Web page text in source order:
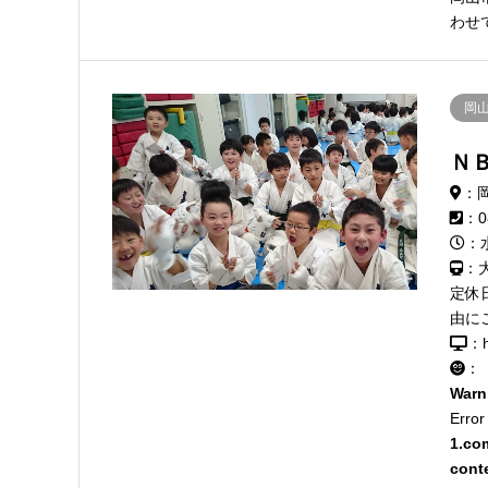
わせ
岡
Ｎ
：
：
：
定休
由に
：